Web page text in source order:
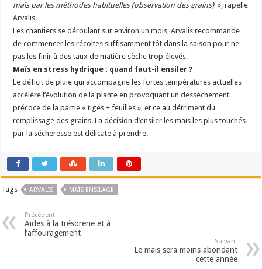
maïs par les méthodes habituelles (observation des grains)», rapelle
Arvalis.
Les chantiers se déroulant sur environ un mois, Arvalis recommande
de commencer les récoltes suffisamment tôt dans la saison pour ne
pas les finir à des taux de matière sèche trop élevés.
Maïs en stress hydrique : quand faut-il ensiler ?
Le déficit de pluie qui accompagne les fortes températures actuelles
accélère l’évolution de la plante en provoquant un desséchement
précoce de la partie « tiges + feuilles », et ce au détriment du
remplissage des grains. La décision d’ensiler les maïs les plus touchés
par la sécheresse est délicate à prendre.
Tags ARVALIS MAÏS ENSILAGE
Précédent
Aides à la trésorerie et à
l’affouragement
Suivant
Le maïs sera moins abondant
cette année